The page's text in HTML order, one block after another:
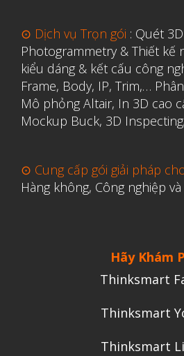
Ứng
Vật
Y Tế
⊙ Dịch vụ Trọn gói : Quét
Photogrammetry & Thiết kế
kiểu dáng & kết cấu công
Frame, Body, IP, Trim,…
Mô phỏng Altair, In 3D cao
Mockup Buck, 3D
⊙ Cung cấp gói giải pháp
Hàng không, Công nghiệp
Hãy Khám
Thinksmart
Thinksmart
Thinksmart